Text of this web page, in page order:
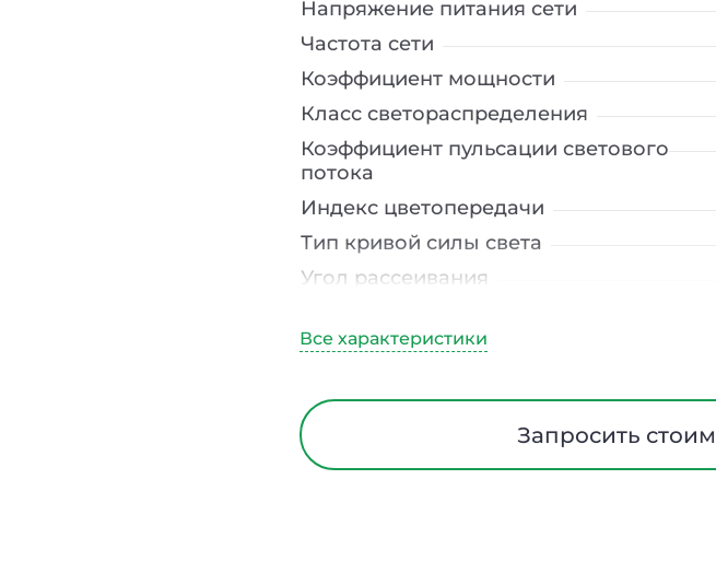
Напряжение питания сети
Частота сети
Коэффициент мощности
Класс светораспределения
Коэффициент пульсации светового
потока
Индекс цветопередачи
Тип кривой силы света
Угол рассеивания
Диапазон рабочих температур
Класс защиты от электрического тока
Материал корпуса
Запросить